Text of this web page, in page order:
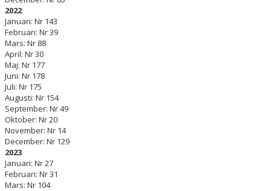
2022
Januari: Nr 143
Februari: Nr 39
Mars: Nr 88
April: Nr 30
Maj: Nr 177
Juni: Nr 178
Juli: Nr 175
Augusti: Nr 154
September: Nr 49
Oktober: Nr 20
November: Nr 14
December: Nr 129
2023
Januari: Nr 27
Februari: Nr 31
Mars: Nr 104